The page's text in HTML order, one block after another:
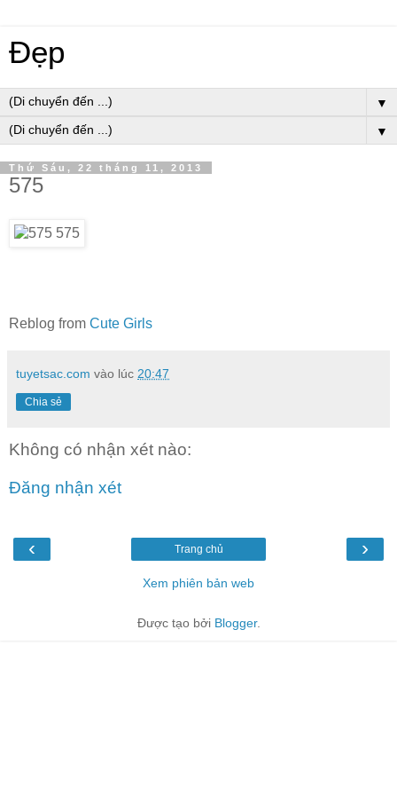
Đẹp
▼
▼
Thứ Sáu, 22 tháng 11, 2013
575
Reblog from Cute Girls
tuyetsac.com vào lúc 20:47
Chia sẻ
Không có nhận xét nào:
Đăng nhận xét
‹ ›
Trang chủ
Xem phiên bản web
Được tạo bởi Blogger.